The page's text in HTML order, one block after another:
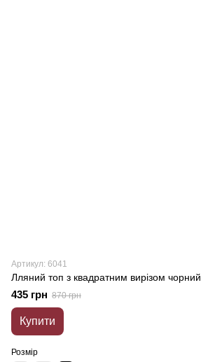
Артикул: 6041
Лляний топ з квадратним вирізом чорний
435 грн 870 грн
Купити
Розмір